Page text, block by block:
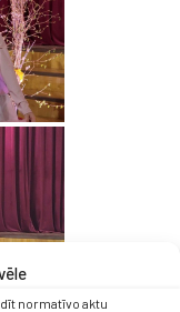
normatīvo aktu